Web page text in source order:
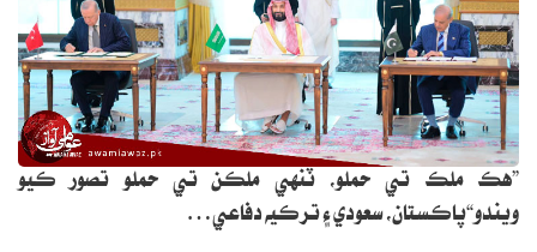
”هڪ ملڪ تي حملو، ٽنهي ملڪن تي حملو تصور ڪيو
ويندو“پاڪستان، سعودي ۽ ترڪيه دفاعي…